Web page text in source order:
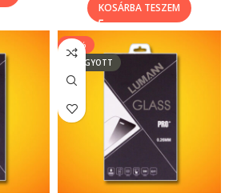
KOSÁRBA TESZEM
-14%
ELFOGYOTT